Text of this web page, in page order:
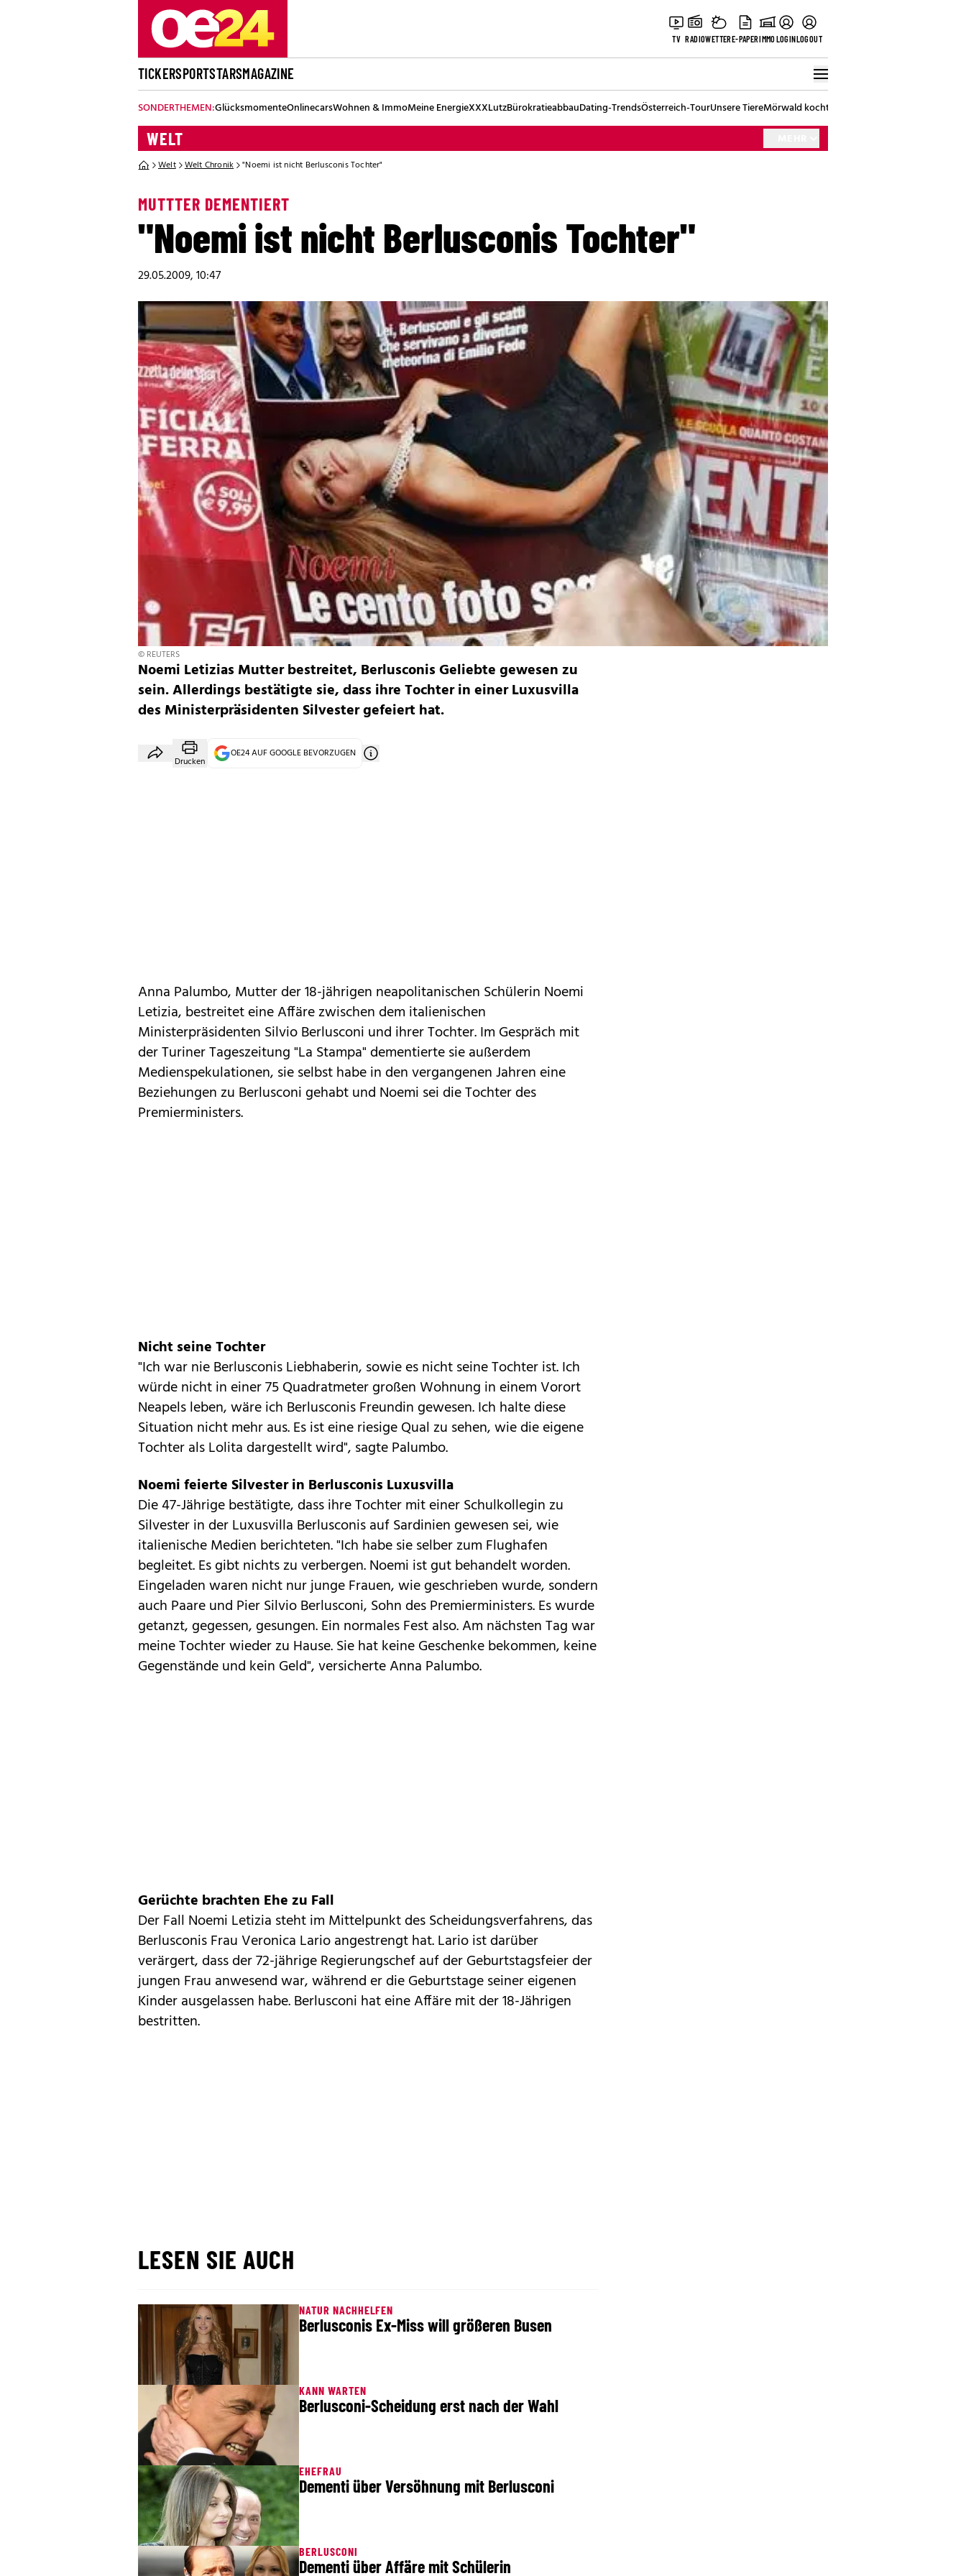
TV RADIOWETTERE-PAPERIMMOLOGINLOGOUT
TICKERSPORTSTARSMAGAZINE
SONDERTHEMEN:GlücksmomenteOnlinecarsWohnen & ImmoMeine EnergieXXXLutzBürokratieabbauDating-TrendsÖsterreich-TourUnsere TiereMörwald kocht
WELT
Welt Welt Chronik "Noemi ist nicht Berlusconis Tochter"
MUTTTER DEMENTIERT
"Noemi ist nicht Berlusconis Tochter"
29.05.2009, 10:47
© REUTERS
Noemi Letizias Mutter bestreitet, Berlusconis Geliebte gewesen zu
sein. Allerdings bestätigte sie, dass ihre Tochter in einer Luxusvilla
des Ministerpräsidenten Silvester gefeiert hat.
Drucken
OE24 AUF GOOGLE BEVORZUGEN
Anna Palumbo, Mutter der 18-jährigen neapolitanischen Schülerin Noemi
Letizia, bestreitet eine Affäre zwischen dem italienischen
Ministerpräsidenten Silvio Berlusconi und ihrer Tochter. Im Gespräch mit
der Turiner Tageszeitung "La Stampa" dementierte sie außerdem
Medienspekulationen, sie selbst habe in den vergangenen Jahren eine
Beziehungen zu Berlusconi gehabt und Noemi sei die Tochter des
Premierministers.
Nicht seine Tochter
"Ich war nie Berlusconis Liebhaberin, sowie es nicht seine Tochter ist. Ich
würde nicht in einer 75 Quadratmeter großen Wohnung in einem Vorort
Neapels leben, wäre ich Berlusconis Freundin gewesen. Ich halte diese
Situation nicht mehr aus. Es ist eine riesige Qual zu sehen, wie die eigene
Tochter als Lolita dargestellt wird", sagte Palumbo.
Noemi feierte Silvester in Berlusconis Luxusvilla
Die 47-Jährige bestätigte, dass ihre Tochter mit einer Schulkollegin zu
Silvester in der Luxusvilla Berlusconis auf Sardinien gewesen sei, wie
italienische Medien berichteten. "Ich habe sie selber zum Flughafen
begleitet. Es gibt nichts zu verbergen. Noemi ist gut behandelt worden.
Eingeladen waren nicht nur junge Frauen, wie geschrieben wurde, sondern
auch Paare und Pier Silvio Berlusconi, Sohn des Premierministers. Es wurde
getanzt, gegessen, gesungen. Ein normales Fest also. Am nächsten Tag war
meine Tochter wieder zu Hause. Sie hat keine Geschenke bekommen, keine
Gegenstände und kein Geld", versicherte Anna Palumbo.
Gerüchte brachten Ehe zu Fall
Der Fall Noemi Letizia steht im Mittelpunkt des Scheidungsverfahrens, das
Berlusconis Frau Veronica Lario angestrengt hat. Lario ist darüber
verärgert, dass der 72-jährige Regierungschef auf der Geburtstagsfeier der
jungen Frau anwesend war, während er die Geburtstage seiner eigenen
Kinder ausgelassen habe. Berlusconi hat eine Affäre mit der 18-Jährigen
bestritten.
LESEN SIE AUCH
NATUR NACHHELFEN
Berlusconis Ex-Miss will größeren Busen
KANN WARTEN
Berlusconi-Scheidung erst nach der Wahl
EHEFRAU
Dementi über Versöhnung mit Berlusconi
BERLUSCONI
Dementi über Affäre mit Schülerin